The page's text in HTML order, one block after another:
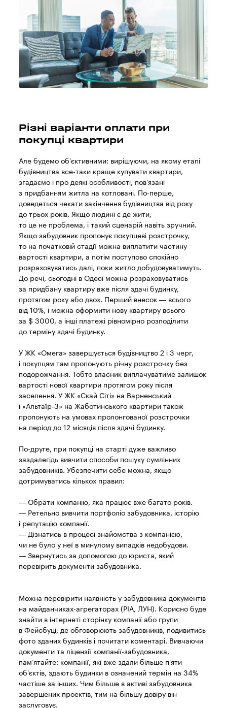
Різні варіанти оплати при
покупці квартири
Але будемо об’єктивними: вирішуючи, на якому етапі
будівництва все-таки краще купувати квартири,
згадаємо і про деякі особливості, пов’язані
з придбанням житла на котловані. По-перше,
доведеться чекати закінчення будівництва від року
до трьох років. Якщо людині є де жити,
то це не проблема, і такий сценарій навіть зручний.
Якщо забудовник пропонує покупцеві розстрочку,
то на початковій стадії можна виплатити частину
вартості квартири, а потім поступово спокійно
розраховуватись далі, поки житло добудовуватимуть.
До речі, сьогодні в Одесі можна розраховуватись
за придбану квартиру вже після здачі будинку,
протягом року або двох. Перший внесок — всього
від 10%, і можна оформити нову квартиру всього
за $ 3000, а інші платежі рівномірно розподілити
до терміну здачі будинку.
У ЖК «Омега» завершується будівництво 2 і 3 черг,
і покупцям там пропонують річну розстрочку без
подорожчання. Тобто власник виплачуватиме залишок
вартості нової квартири протягом року після
заселення. У ЖК «Скай Сіті» на Варненський
і «Альтаїр-3» на Жаботинського квартири також
пропонують на умовах пролонгованої розстрочки
на період до 12 місяців після здачі будинку.
По-друге, при покупці на старті дуже важливо
заздалегідь вивчити способи пошуку сумлінних
забудовників. Убезпечити себе можна, якщо
дотримуватись кількох правил:
— Обрати компанію, яка працює вже багато років.
— Ретельно вивчити портфоліо забудовника, історію
і репутацію компанії.
— Дізнатись в процесі знайомства з компанією,
чи не було у неї в минулому випадків недобудови.
— Звернутись за допомогою до юриста, який
перевірить документи забудовника.
Можна перевірити наявність у забудовника документів
на майданчиках-агрегаторах (РІА, ЛУН). Корисно буде
знайти в інтернеті сторінку компанії або групи
в Фейсбуці, де обговорюють забудовників, подивитись
фото зданих будинків і почитати коментарі. Вивчаючи
документи та ліцензії компанії-забудовника,
пам’ятайте: компанії, які вже здали більше п’яти
об’єктів, здають будинки в означений термін на 34%
частіше за інших. Чим більше в активі забудовника
завершених проектів, тим на більшу довіру він
заслуговує.